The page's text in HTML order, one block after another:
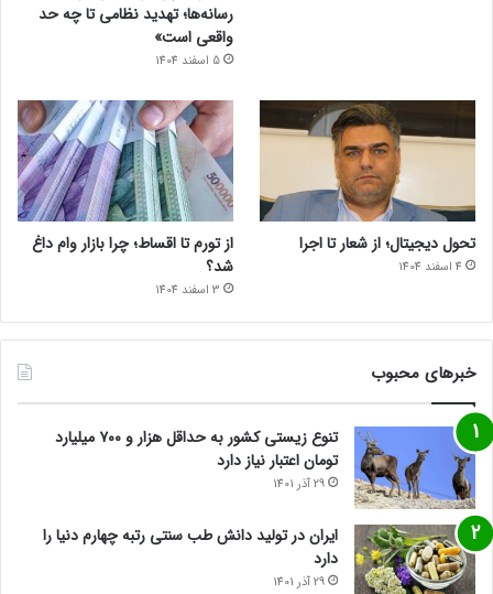
رسانه‌ها؛ تهدید نظامی تا چه حد
واقعی است»
5 اسفند 1404
تحول دیجیتال؛ از شعار تا اجرا
4 اسفند 1404
از تورم تا اقساط؛ چرا بازار وام داغ
شد؟
3 اسفند 1404
خبرهای محبوب
تنوع زیستی کشور به حداقل هزار و ۷۰۰ میلیارد
تومان اعتبار نیاز دارد
29 آذر 1401
ایران در تولید دانش طب سنتی رتبه چهارم دنیا را
دارد
29 آذر 1401